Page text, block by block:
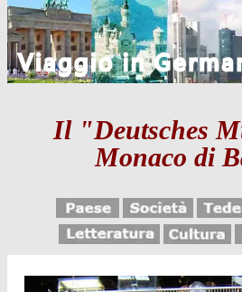
Il "Deutsches
Monaco di